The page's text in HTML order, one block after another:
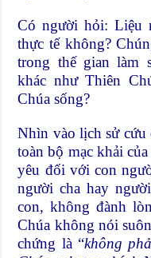
Có người hỏi: Liệu
thực tế không?
trong thế gian làm
khác như Thiên
Chúa sống?
Nhìn vào lịch sử cứu
toàn bộ mạc khải
yêu đối với con
người cha hay
con, không đành
Chúa không nói
chứng là “không